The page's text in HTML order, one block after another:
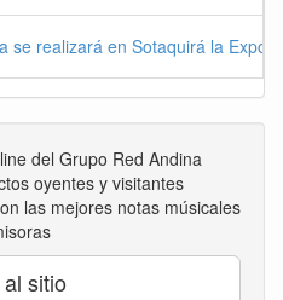
se realizará en Sotaquirá la
del Grupo Red Andina
oyentes y visitantes
las mejores notas músicales
sitio